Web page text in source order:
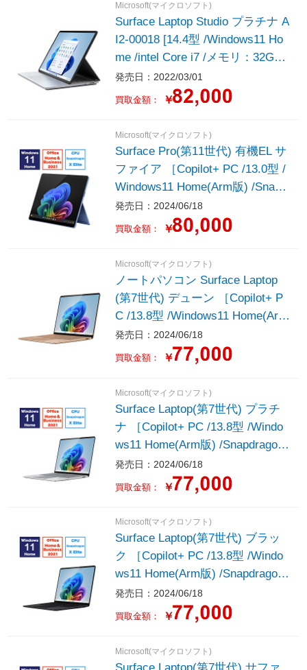
Microsoft(マイクロソフト)
Surface Laptop Studio プラチナ A
I2-00018 [14.4型 /Windows11 Ho
me /intel Core i7 /メモリ：32GB /
SSD：2TB]
発売日：2022/03/01
買取金額： ￥
Microsoft(マイクロソフト)
Surface Pro(第11世代) 有機EL サ
ファイア ［Copilot+ PC /13.0型 /
Windows11 Home(Arm版) /Snapd
ragon X Elite /メモリ：16GB /SS
D：1TB /M365 (24か月) or Office
選択可能 /2024年6月モデル］
発売日：2024/06/18
買取金額： ￥
Microsoft(マイクロソフト)
ノートパソコン Surface Laptop
(第7世代) デューン ［Copilot+ P
C /13.8型 /Windows11 Home(Arm
版) /Snapdragon X Elite /メモリ：
16GB /SSD：512GB /M365 (24か
月) or Office 選択可能 /2024年6月
モデル］
発売日：2024/06/18
買取金額： ￥
Microsoft(マイクロソフト)
Surface Laptop(第7世代) プラチ
ナ ［Copilot+ PC /13.8型 /Windo
ws11 Home(Arm版) /Snapdragon
X Elite /メモリ：16GB /SSD：51
2GB /M365 (24か月) or Office 選
択可能 /2024年6月モデル］
発売日：2024/06/18
買取金額： ￥
Microsoft(マイクロソフト)
Surface Laptop(第7世代) ブラッ
ク ［Copilot+ PC /13.8型 /Windo
ws11 Home(Arm版) /Snapdragon
X Elite /メモリ：16GB /SSD：51
2GB /M365 (24か月) or Office 選
択可能 /2024年6月モデル］
発売日：2024/06/18
買取金額： ￥
Microsoft(マイクロソフト)
Surface Laptop(第7世代) サファ